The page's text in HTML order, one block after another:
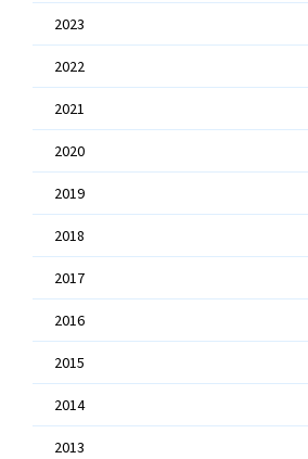
2023
2022
2021
2020
2019
2018
2017
2016
2015
2014
2013